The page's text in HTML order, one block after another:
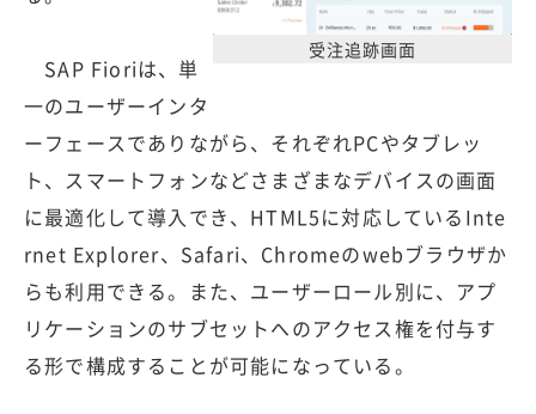
受注追跡画面
SAP Fioriは、単
一のユーザーインタ
ーフェースでありながら、それぞれPCやタブレッ
ト、スマートフォンなどさまざまなデバイスの画面
に最適化して導入でき、HTML5に対応しているInte
rnet Explorer、Safari、Chromeのwebブラウザか
らも利用できる。また、ユーザーロール別に、アプ
リケーションのサブセットへのアクセス権を付与す
る形で構成することが可能になっている。